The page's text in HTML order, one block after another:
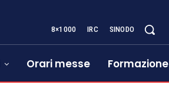
8×1000 IRC SINODO
Orari messe Formazione